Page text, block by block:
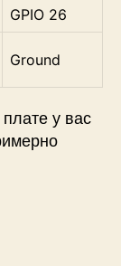
GPIO 26
Ground
у вас